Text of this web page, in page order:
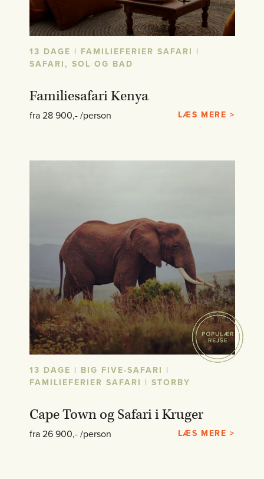
13 DAGE | FAMILIEFERIER SAFARI |
SAFARI, SOL OG BAD
Familiesafari Kenya
fra 28 900,- /person LÆS MERE >
13 DAGE | BIG FIVE-SAFARI |
FAMILIEFERIER SAFARI | STORBY
Cape Town og Safari i Kruger
fra 26 900,- /person LÆS MERE >